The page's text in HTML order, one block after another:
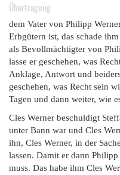
Übertragung
dem Vater von Philipp
Erbgütern ist, das schade
als Bevollmächtigter von
lasse er geschehen, was
Anklage, Antwort und
geschehen, was Recht sein
Tagen und dann weiter, wie
Cles Werner beschuldigt
unter Bann war und Cles
ihn, Cles Werner, in der
lassen. Damit er dann
muss. Das habe ihm Cles